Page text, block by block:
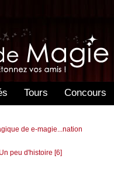
Tours Concours
de e-magie...nation
peu d'histoire [6]